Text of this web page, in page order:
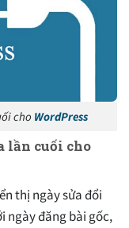
cho WordPress
lần cuối cho
thị ngày sửa đổi
ngày đăng bài gốc,